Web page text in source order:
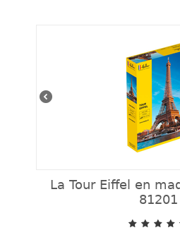
La Tour Eiffel en
81201